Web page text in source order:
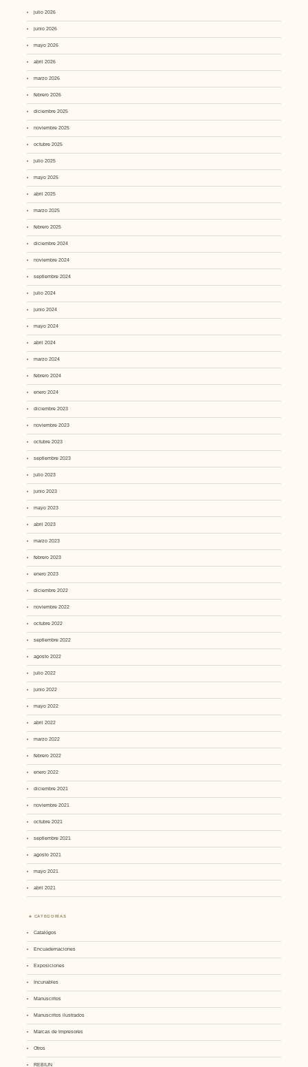
julio 2026
junio 2026
mayo 2026
abril 2026
marzo 2026
febrero 2026
diciembre 2025
noviembre 2025
octubre 2025
julio 2025
mayo 2025
abril 2025
marzo 2025
febrero 2025
diciembre 2024
noviembre 2024
septiembre 2024
julio 2024
junio 2024
mayo 2024
abril 2024
marzo 2024
febrero 2024
enero 2024
diciembre 2023
noviembre 2023
octubre 2023
septiembre 2023
julio 2023
junio 2023
mayo 2023
abril 2023
marzo 2023
febrero 2023
enero 2023
diciembre 2022
noviembre 2022
octubre 2022
septiembre 2022
agosto 2022
julio 2022
junio 2022
mayo 2022
abril 2022
marzo 2022
febrero 2022
enero 2022
diciembre 2021
noviembre 2021
octubre 2021
septiembre 2021
agosto 2021
mayo 2021
abril 2021
CATEGORÍAS
Catalógos
Encuadernaciones
Exposiciones
Incunables
Manuscritos
Manuscritos ilustrados
Marcas de Impresores
Otros
REBIUN